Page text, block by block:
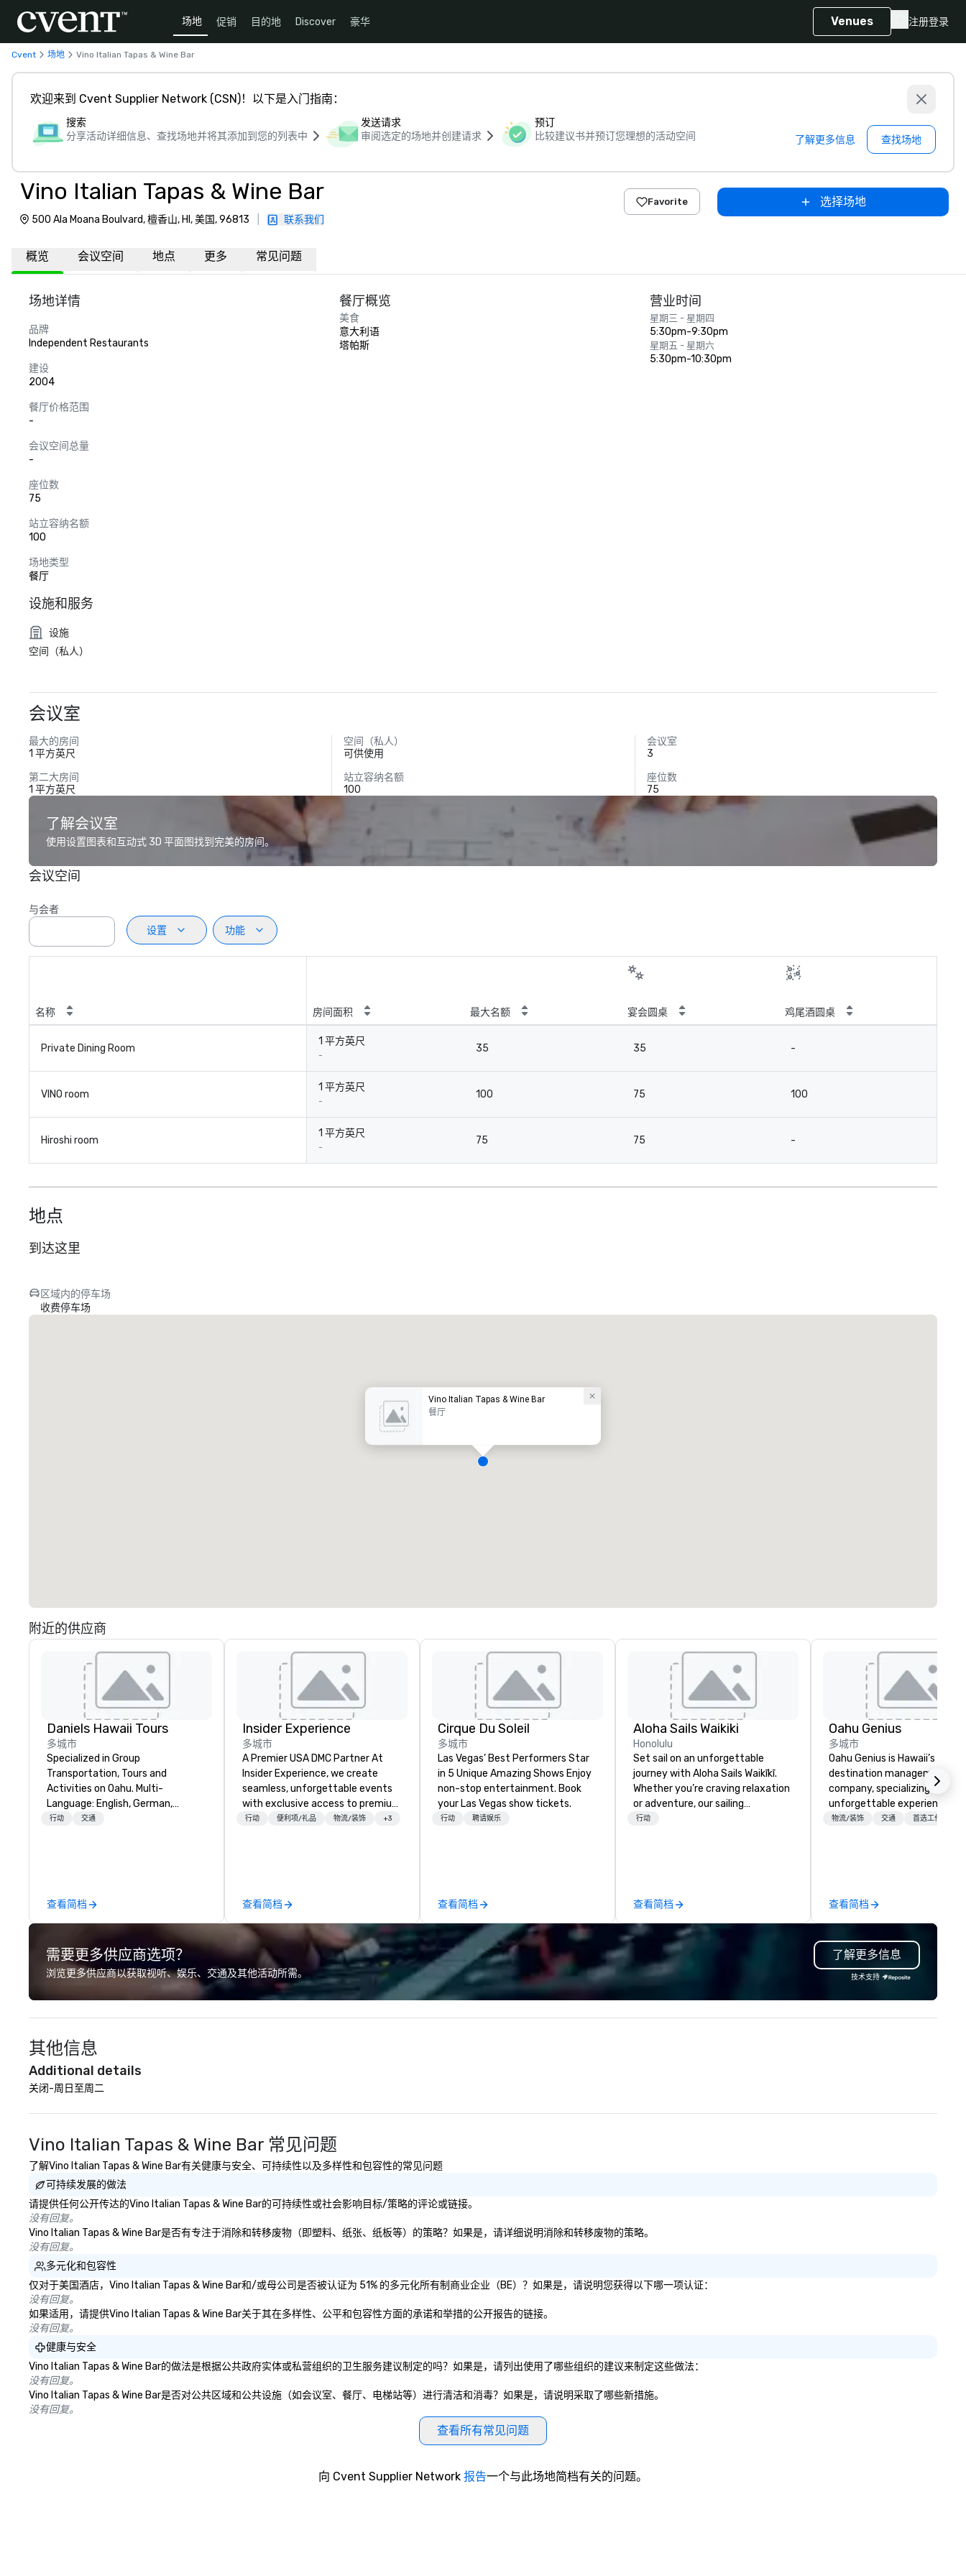
场地 促销 目的地 Discover 豪华 Venues 注册登录
Cvent 场地 Vino Italian Tapas & Wine Bar
欢迎来到 Cvent Supplier Network (CSN)！以下是入门指南：
搜索
分享活动详细信息、查找场地并将其添加到您的列表中
发送请求
审阅选定的场地并创建请求
预订
比较建议书并预订您理想的活动空间
了解更多信息 查找场地
Vino Italian Tapas & Wine Bar
500 Ala Moana Boulvard, 檀香山, HI, 美国, 96813 联系我们
Favorite 选择场地
概览 会议空间 地点 更多 常见问题
场地详情
品牌
Independent Restaurants
建设
2004
餐厅价格范围
-
会议空间总量
-
座位数
75
站立容纳名额
100
场地类型
餐厅
餐厅概览
美食
意大利语
塔帕斯
营业时间
星期三 - 星期四
5:30pm-9:30pm
星期五 - 星期六
5:30pm-10:30pm
设施和服务
设施
空间（私人）
会议室
最大的房间
1 平方英尺
空间（私人）
可供使用
会议室
3
第二大房间
1 平方英尺
站立容纳名额
100
座位数
75
了解会议室
使用设置图表和互动式 3D 平面图找到完美的房间。
会议空间
与会者
设置
功能
名称 房间面积 最大名额 宴会圆桌 鸡尾酒圆桌
Private Dining Room
1 平方英尺
-
35 35 -
VINO room
1 平方英尺
-
100 75 100
Hiroshi room
1 平方英尺
-
75 75 -
地点
到达这里
区域内的停车场
收费停车场
Vino Italian Tapas & Wine Bar
餐厅
附近的供应商
Daniels Hawaii Tours
多城市
Specialized in Group
Transportation, Tours and
Activities on Oahu. Multi-
Language: English, German,
Spanish, French, Portuguese. We
history and the beauty of the
Hawaiian nature. DanielsHawaii
shows our guests the beauty of
Hawaii as well as raises awareness
and cultivate interest in the
Our tours are more than just a bus
ride around the islands; it is a
island home. Our guests
experience Hawaiian hospitality,
learn about Hawaiian culture and
our employees live ALOHA.
行动 交通
查看简档
Insider Experience
多城市
A Premier USA DMC Partner At
Insider Experience, we create
seamless, unforgettable events
with exclusive access to premium
venues, world-class
Planners value our quick response
times, all-inclusive budget
turnarounds, strong industry
relationships, and operational
precision. We operate across the
U.S. in key destinations such as
Hawaii, Los Angeles, San
Francisco, San Diego, Orange
us today!
行动 便利项/礼品 物流/装饰 +3
查看简档
Cirque Du Soleil
多城市
Las Vegas’ Best Performers Star
in 5 Unique Amazing Shows Enjoy
non-stop entertainment. Book
your Las Vegas show tickets.
行动 聘请娱乐
查看简档
Aloha Sails Waikiki
Honolulu
Set sail on an unforgettable
journey with Aloha Sails Waikīkī.
Whether you’re craving relaxation
or adventure, our sailing
catamaran tours are the perfect
owned, newly launched company,
we offer intimate, authentic
experiences ideal for families,
celebrations, and unforgettable
moments. Let Hawai‘i’s beauty
forever. Book your dream tour
today!
行动
查看简档
Oahu Genius
多城市
Oahu Genius is Hawaii’s
destination management
company, specializing in
unforgettable experiences,
seamless logistics, and large-
物流/装饰 交通 首选工作人员
查看简档
需要更多供应商选项？
浏览更多供应商以获取视听、娱乐、交通及其他活动所需。
了解更多信息
技术支持
其他信息
Additional details
关闭-周日至周二
Vino Italian Tapas & Wine Bar 常见问题
了解Vino Italian Tapas & Wine Bar有关健康与安全、可持续性以及多样性和包容性的常见问题
可持续发展的做法
请提供任何公开传达的Vino Italian Tapas & Wine Bar的可持续性或社会影响目标/策略的评论或链接。
没有回复。
Vino Italian Tapas & Wine Bar是否有专注于消除和转移废物（即塑料、纸张、纸板等）的策略？如果是，请详细说明消除和转移废物的策略。
没有回复。
多元化和包容性
仅对于美国酒店，Vino Italian Tapas & Wine Bar和/或母公司是否被认证为 51% 的多元化所有制商业企业（BE）？如果是，请说明您获得以下哪一项认证：
没有回复。
如果适用，请提供Vino Italian Tapas & Wine Bar关于其在多样性、公平和包容性方面的承诺和举措的公开报告的链接。
没有回复。
健康与安全
Vino Italian Tapas & Wine Bar的做法是根据公共政府实体或私营组织的卫生服务建议制定的吗？如果是，请列出使用了哪些组织的建议来制定这些做法：
没有回复。
Vino Italian Tapas & Wine Bar是否对公共区域和公共设施（如会议室、餐厅、电梯站等）进行清洁和消毒？如果是，请说明采取了哪些新措施。
没有回复。
查看所有常见问题
向 Cvent Supplier Network 报告一个与此场地简档有关的问题。